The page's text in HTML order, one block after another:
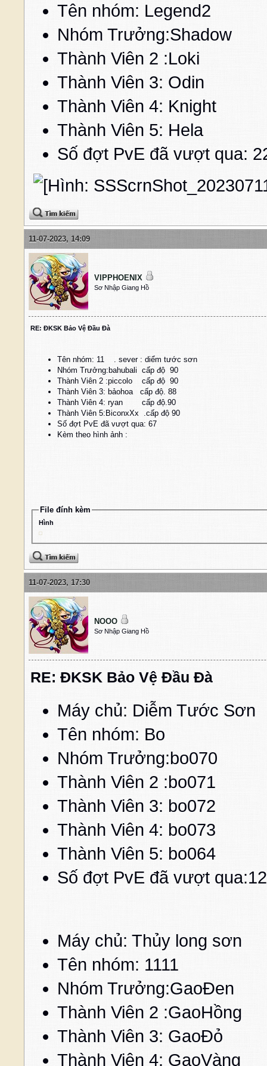
Tên nhóm: Legend2
Nhóm
Thành Viên 2
Thành Viên 3:
Thành Viên 4:
Thành Viên 5:
Số đợt PvE đã vượt qua:
11-07-2023, 14:09
VIPPHOENIX
Sơ Nhập Giang Hồ
RE: ĐKSK Bảo Vệ Đầu Đà
Tên nhóm: 11 . sever : diểm tước sơn
Nhóm Trưởng:bahubali cấp độ 90
Thành Viên 2 :piccolo cấp độ 90
Thành Viên 3: bảohoa cấp độ. 88
Thành Viên 4: ryan cấp độ.90
Thành Viên 5:BiconxXx .cấp độ 90
Số đợt PvE đã vượt qua: 67
Kèm theo hình ảnh :
File đính kèm
Hình
11-07-2023, 17:30
NOOO
Sơ Nhập Giang Hồ
RE: ĐKSK Bảo Vệ Đầu Đà
Máy chủ: Diễm Tước Sơn
Tên nhóm: Bo
Nhóm
Thành Viên 2
Thành Viên 3:
Thành Viên 4:
Thành Viên 5:
Số đợt PvE đã vượt qua:12
Máy chủ: Thủy long sơn
Tên nhóm: 1111
Nhóm
Thành Viên 2
Thành Viên 3:
Thành Viên 4: